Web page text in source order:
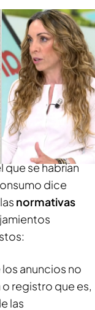
de publicidad
de
Únete
que
65.000
después
que se habrían
dice
las normativas
anuncios no
o registro que es,
las